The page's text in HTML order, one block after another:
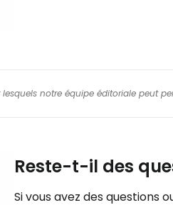
notre équipe éditoriale peut
Reste-t-il des
Si vous avez des questions